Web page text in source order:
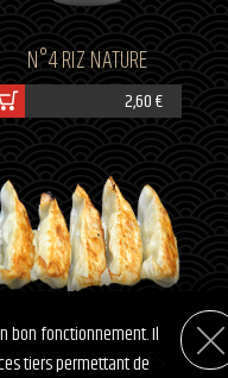
N°4 RIZ NATURE
2,60 €
N°10 GYOZA 5 PIECES
bon fonctionnement. Il
tiers permettant de